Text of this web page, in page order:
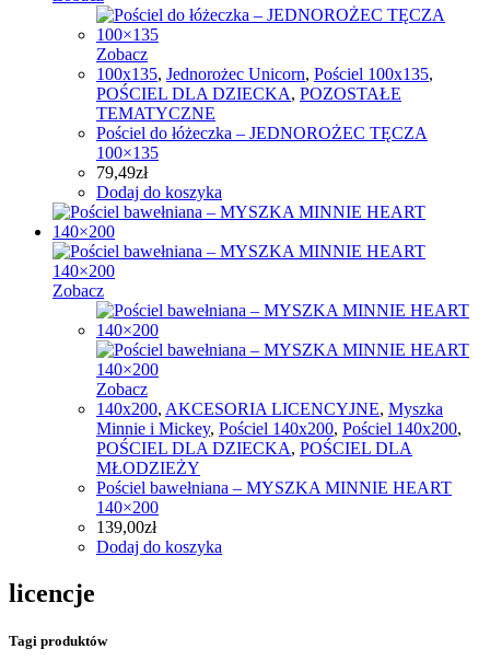
Zobacz
100x135, Jednorożec Unicorn, Pościel 100x135,
POŚCIEL DLA DZIECKA, POZOSTAŁE
TEMATYCZNE
Pościel do łóżeczka – JEDNOROŻEC TĘCZA
100×135
79,49zł
Dodaj do koszyka
Zobacz
Zobacz
140x200, AKCESORIA LICENCYJNE, Myszka
Minnie i Mickey, Pościel 140x200, Pościel 140x200,
POŚCIEL DLA DZIECKA, POŚCIEL DLA
MŁODZIEŻY
Pościel bawełniana – MYSZKA MINNIE HEART
140×200
139,00zł
Dodaj do koszyka
licencje
Tagi produktów